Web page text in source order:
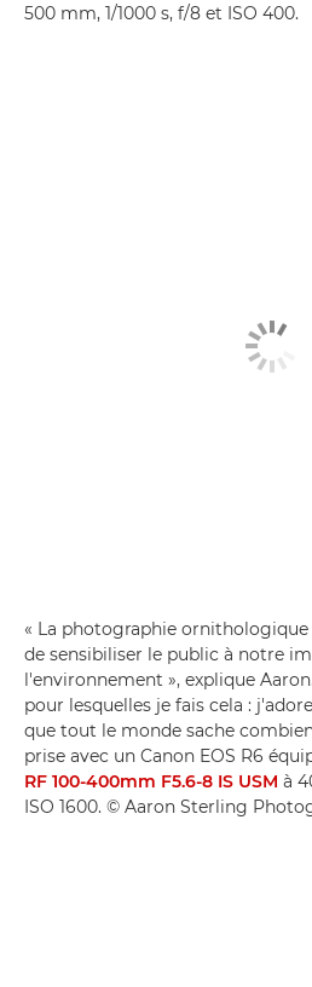
500 mm, 1/1000 s, f/8 et ISO 400.
« La photographie
de sensibiliser le public à notre
l'environnement », explique
pour lesquelles je fais cela :
que tout le monde sache
prise avec un Canon EOS R6
RF 100-400mm F5.6-8 IS USM à
ISO 1600. © Aaron Sterling